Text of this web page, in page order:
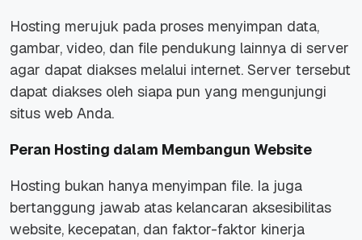
Hosting merujuk pada proses menyimpan data,
gambar, video, dan file pendukung lainnya di server
agar dapat diakses melalui internet. Server tersebut
dapat diakses oleh siapa pun yang mengunjungi
situs web Anda.
Peran Hosting dalam Membangun Website
Hosting bukan hanya menyimpan file. Ia juga
bertanggung jawab atas kelancaran aksesibilitas
website, kecepatan, dan faktor-faktor kinerja